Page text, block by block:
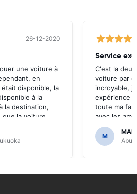
26-12-2020
une voiture à
en
était disponible, la
à la
la destination,
que la voiture
aurait été
décidé d'acheter
de
Service
C'est la
voiture par
incroyable,
expérience
toute ma
avec les
de le
M
Abu